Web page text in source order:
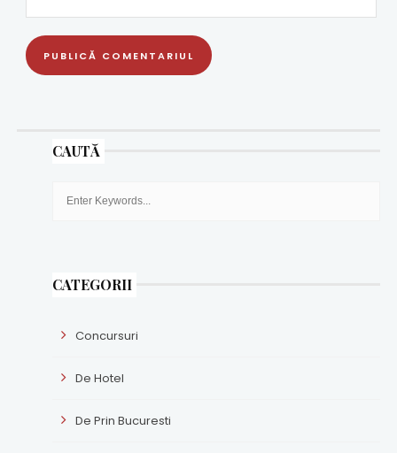
CAUTĂ
CATEGORII
Concursuri
De Hotel
De Prin Bucuresti